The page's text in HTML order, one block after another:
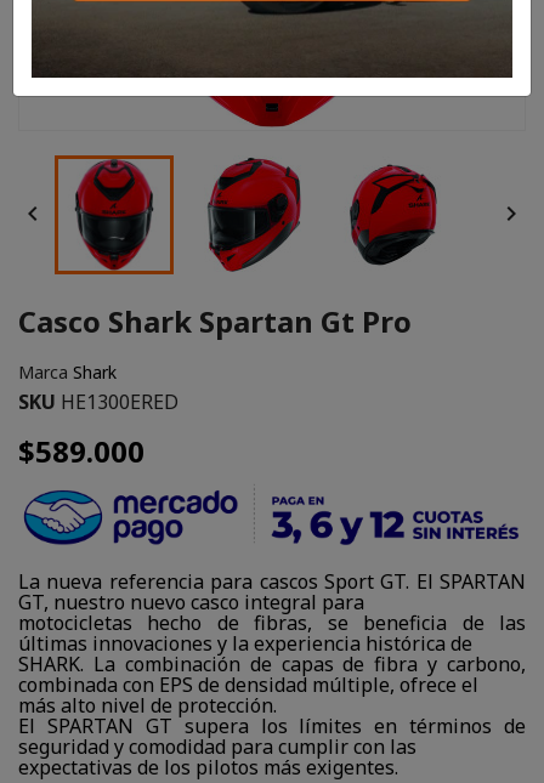
 
Casco Shark Spartan Gt Pro
Marca Shark
SKU HE1300ERED
$589.000
La nueva referencia para cascos Sport GT. El SPARTAN
GT, nuestro nuevo casco integral para
motocicletas hecho de fibras, se beneficia de las
últimas innovaciones y la experiencia histórica de
SHARK. La combinación de capas de fibra y carbono,
combinada con EPS de densidad múltiple, ofrece el
más alto nivel de protección.
El SPARTAN GT supera los límites en términos de
seguridad y comodidad para cumplir con las
expectativas de los pilotos más exigentes.